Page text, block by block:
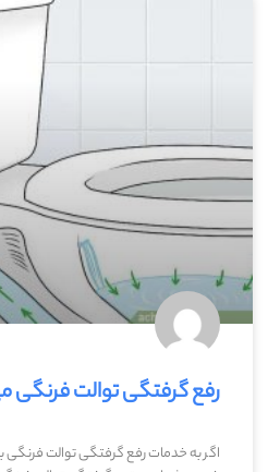
رفع گرفتگی توالت فرنگی
اگر به خدمات رفع گرفتگی توالت فرنگی با